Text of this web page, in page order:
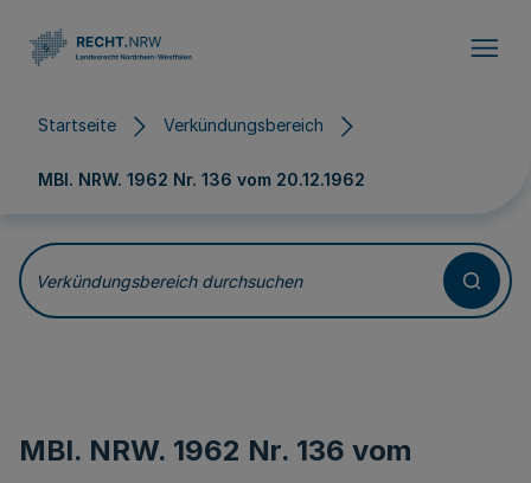
Startseite Verkündungsbereich
MBl. NRW. 1962 Nr. 136 vom 20.12.1962
Verkündungsbereich durchsuchen
MBl. NRW. 1962 Nr. 136 vom